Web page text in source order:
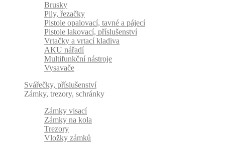
Brusky
Pily, řezačky
Pistole opalovací, tavné a pájecí
Pistole lakovací, příslušenství
Vrtačky a vrtací kladiva
AKU nářadí
Multifunkční nástroje
Vysavače
Svářečky, příslušenství
Zámky, trezory, schránky
Zámky visací
Zámky na kola
Trezory
Vložky zámků